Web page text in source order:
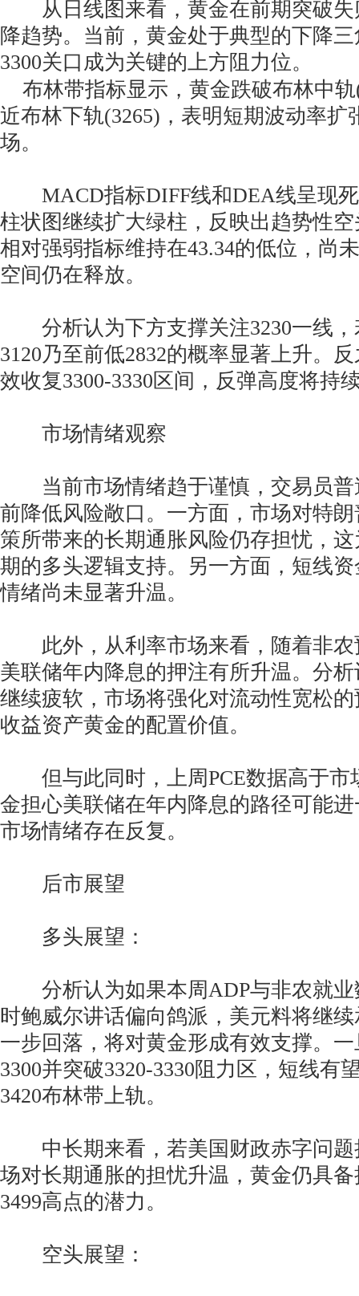
从日线图来看，黄金在前期突破失
降趋势。当前，黄金处于典型的下降
3300关口成为关键的上方阻力位。
布林带指标显示，黄金跌破布林中轨
近布林下轨(3265)，表明短期波动率扩
场。
MACD指标DIFF线和DEA线呈现死
柱状图继续扩大绿柱，反映出趋势性
相对强弱指标维持在43.34的低位，尚
空间仍在释放。
分析认为下方支撑关注3230一线，
3120乃至前低2832的概率显著上升。
效收复3300-3330区间，反弹高度将持
市场情绪观察
当前市场情绪趋于谨慎，交易员普
前降低风险敞口。一方面，市场对特
策所带来的长期通胀风险仍存担忧，
期的多头逻辑支持。另一方面，短线
情绪尚未显著升温。
此外，从利率市场来看，随着非农
美联储年内降息的押注有所升温。分
继续疲软，市场将强化对流动性宽松
收益资产黄金的配置价值。
但与此同时，上周PCE数据高于市
金担心美联储在年内降息的路径可能
市场情绪存在反复。
后市展望
多头展望：
分析认为如果本周ADP与非农就业
时鲍威尔讲话偏向鸽派，美元料将继
一步回落，将对黄金形成有效支撑。
3300并突破3320-3330阻力区，短线有
3420布林带上轨。
中长期来看，若美国财政赤字问题
场对长期通胀的担忧升温，黄金仍具备
3499高点的潜力。
空头展望：